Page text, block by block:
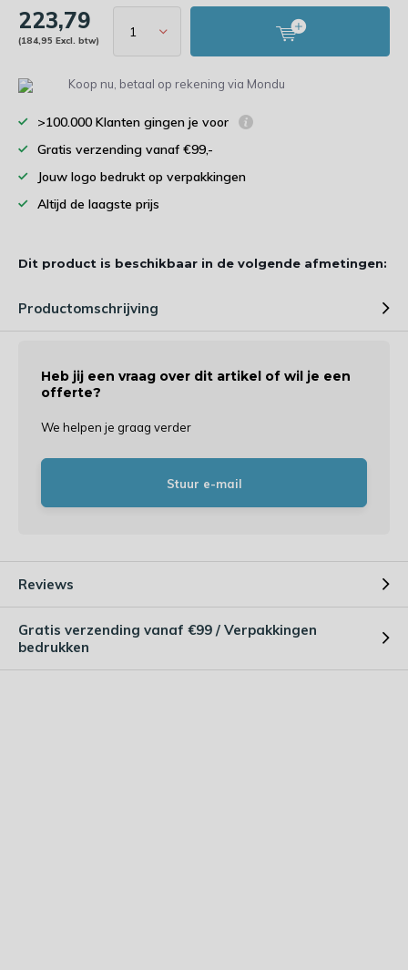
223,79
(184,95 Excl. btw)
Koop nu, betaal op rekening via Mondu
>100.000 Klanten gingen je voor
Gratis verzending vanaf €99,-
Jouw logo bedrukt op verpakkingen
Altijd de laagste prijs
Dit product is beschikbaar in de volgende afmetingen:
Productomschrijving
Heb jij een vraag over dit artikel of wil je een
offerte?
We helpen je graag verder
Stuur e-mail
Reviews
Gratis verzending vanaf €99 / Verpakkingen
bedrukken